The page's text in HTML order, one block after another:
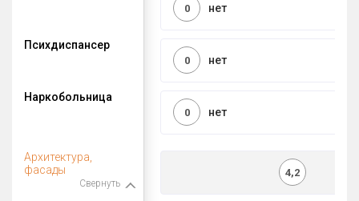
нет
0
Психдиспансер
нет
0
Наркобольница
нет
0
Архитектура,
фасады
Свернуть
4,2